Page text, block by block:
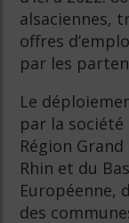
alsaciennes,
offres
par les
Le
par la société
Région
Rhin et du
Européenne,
des